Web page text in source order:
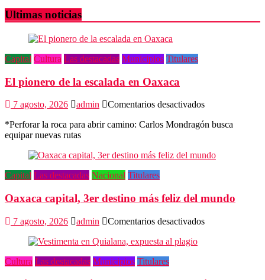
Ultimas noticias
Capital Cultura Las destacadas Municipios Titulares
El pionero de la escalada en Oaxaca
7 agosto, 2026 admin Comentarios desactivadosen
pionero
escalada
*Perforar la roca para abrir camino: Carlos Mondragón busca
equipar nuevas rutas
Capital Las destacadas Nacional Titulares
Oaxaca capital, 3er destino más feliz del mundo
7 agosto, 2026 admin Comentarios desactivadosen
Cultura Las destacadas Municipios Titulares